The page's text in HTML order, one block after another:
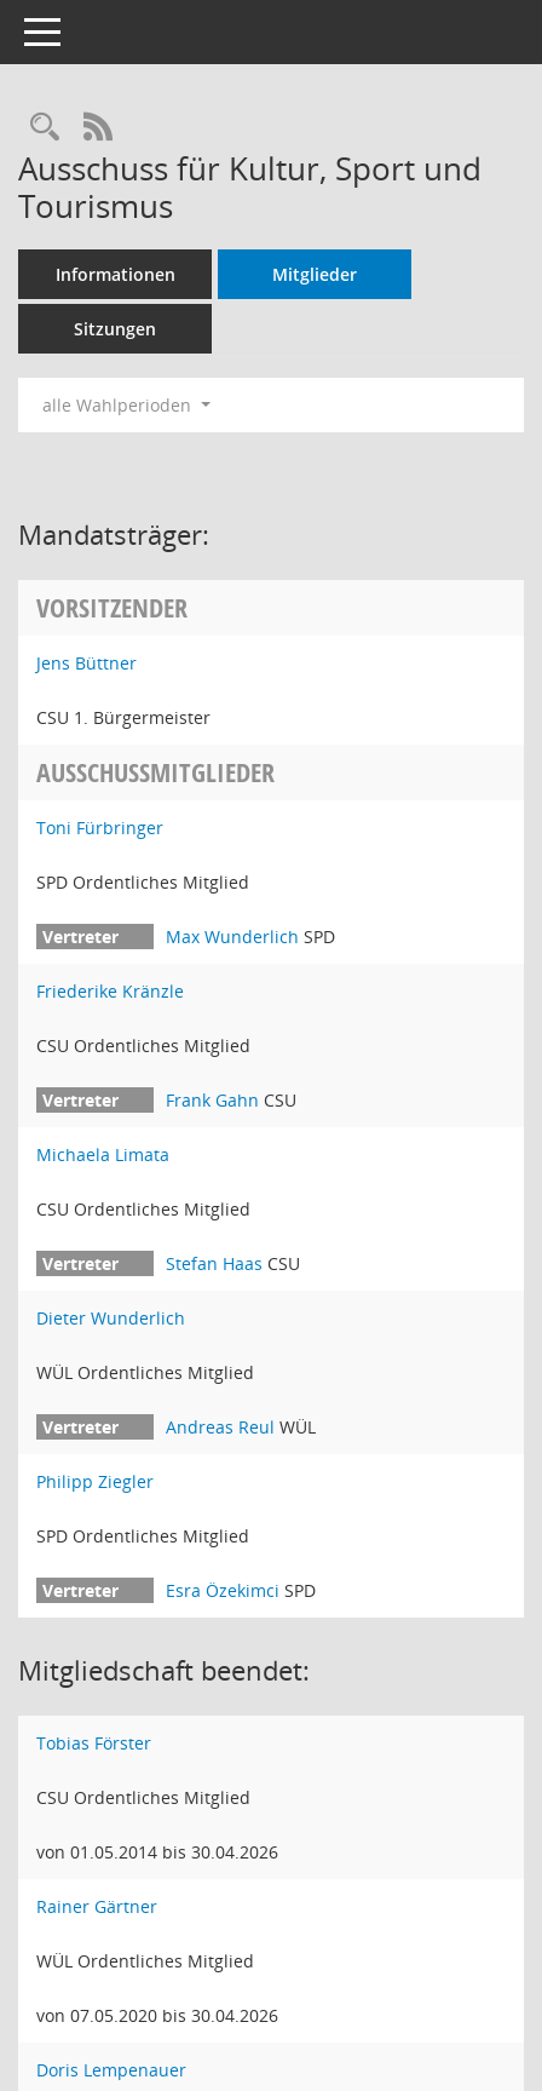
Toggle navigation
Rechercheauswahl
RSS-Feed
Ausschuss für Kultur, Sport und
Tourismus
Informationen Mitglieder
Sitzungen
alle Wahlperioden
Mandatsträger:
VORSITZENDER
Jens Büttner
CSU 1. Bürgermeister
AUSSCHUSSMITGLIEDER
Toni Fürbringer
SPD Ordentliches Mitglied
Max Wunderlich SPD
Friederike Kränzle
CSU Ordentliches Mitglied
Frank Gahn CSU
Michaela Limata
CSU Ordentliches Mitglied
Stefan Haas CSU
Dieter Wunderlich
WÜL Ordentliches Mitglied
Andreas Reul WÜL
Philipp Ziegler
SPD Ordentliches Mitglied
Esra Özekimci SPD
Mitgliedschaft beendet:
Tobias Förster
CSU Ordentliches Mitglied
von 01.05.2014 bis 30.04.2026
Rainer Gärtner
WÜL Ordentliches Mitglied
von 07.05.2020 bis 30.04.2026
Doris Lempenauer